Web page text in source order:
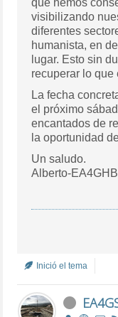
visibilizando
diferentes
humanista, en definitiva encontrando nuestro
lugar. Esto sin
recuperar lo que
La fecha concreta para el montaje de antenas, es
el próximo
encantados de
la oportunidad
Un saludo.
Alberto-EA4GHB
Inició el tema